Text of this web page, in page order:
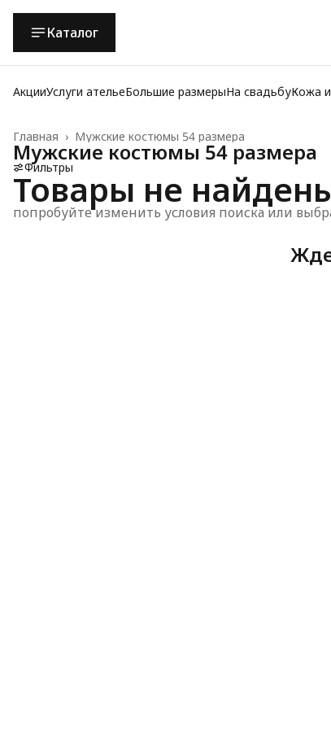
Каталог
АкцииУслуги ательеБольшие размерыНа свадьбуКожа
Мужские костюмы 54 размера
Главная ›
Мужские костюмы 54 размера
Фильтры
Товары не
попробуйте изменить условия поиска или